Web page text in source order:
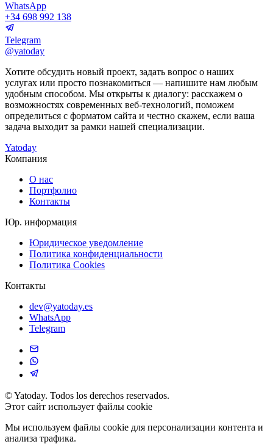
WhatsApp
+34 698 992 138
Telegram
@yatoday
Хотите обсудить новый проект, задать вопрос о наших
услугах или просто познакомиться — напишите нам любым
удобным способом. Мы открыты к диалогу: расскажем о
возможностях современных веб-технологий, поможем
определиться с форматом сайта и честно скажем, если ваша
задача выходит за рамки нашей специализации.
Yatoday
Компания
О нас
Портфолио
Контакты
Юр. информация
Юридическое уведомление
Политика конфиденциальности
Политика Cookies
Контакты
dev@yatoday.es
WhatsApp
Telegram
©Yatoday. Todos los derechos reservados.
Этот сайт использует файлы cookie
Мы используем файлы cookie для персонализации контента и
анализа трафика.